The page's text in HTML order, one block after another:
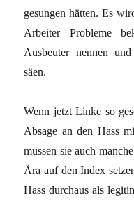
gesungen hätten. Es
Arbeiter Probleme
Ausbeuter nennen
säen.
Wenn jetzt Linke so
Absage an den Hass
müssen sie auch
Ära auf den Index
Hass durchaus als